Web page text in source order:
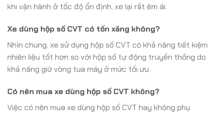
khi vận hành ở tốc độ ổn định, xe lại rất êm ái.
Xe dùng hộp số CVT có tốn xăng không?
Nhìn chung, xe sử dụng hộp số CVT có khả năng tiết kiệm
nhiên liệu tốt hơn so với hộp số tự động truyền thống do
khả năng giữ vòng tua máy ở mức tối ưu.
Có nên mua xe dùng hộp số CVT không?
Việc có nên mua xe dùng hộp số CVT hay không phụ